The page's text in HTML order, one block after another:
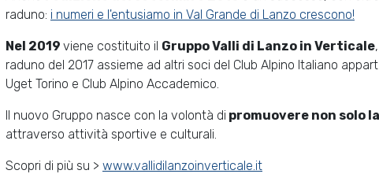
raduno: i numeri e l'entusiamo in Val Grande di Lanzo crescono!
Nel 2019 viene costituito il Gruppo Valli di Lanzo in Verticale
raduno del 2017 assieme ad altri soci del Club Alpino Italiano
Uget Torino e Club Alpino Accademico.
Il nuovo Gruppo nasce con la volontà di promuovere non solo
attraverso attività sportive e culturali.
Scopri di più su > www.vallidilanzoinverticale.it